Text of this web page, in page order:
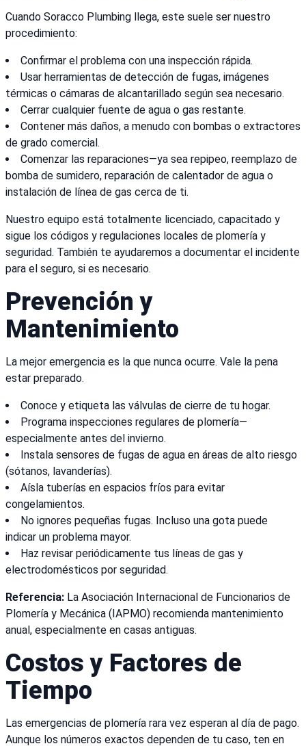
Cuando Soracco Plumbing llega, este suele ser nuestro
procedimiento:
Confirmar el problema con una inspección rápida.
Usar herramientas de detección de fugas, imágenes
térmicas o cámaras de alcantarillado según sea necesario.
Cerrar cualquier fuente de agua o gas restante.
Contener más daños, a menudo con bombas o extractores
de grado comercial.
Comenzar las reparaciones—ya sea repipeo, reemplazo de
bomba de sumidero, reparación de calentador de agua o
instalación de línea de gas cerca de ti.
Nuestro equipo está totalmente licenciado, capacitado y
sigue los códigos y regulaciones locales de plomería y
seguridad. También te ayudaremos a documentar el incidente
para el seguro, si es necesario.
Prevención y
Mantenimiento
La mejor emergencia es la que nunca ocurre. Vale la pena
estar preparado.
Conoce y etiqueta las válvulas de cierre de tu hogar.
Programa inspecciones regulares de plomería—
especialmente antes del invierno.
Instala sensores de fugas de agua en áreas de alto riesgo
(sótanos, lavanderías).
Aísla tuberías en espacios fríos para evitar
congelamientos.
No ignores pequeñas fugas. Incluso una gota puede
indicar un problema mayor.
Haz revisar periódicamente tus líneas de gas y
electrodomésticos por seguridad.
Referencia: La Asociación Internacional de Funcionarios de
Plomería y Mecánica (IAPMO) recomienda mantenimiento
anual, especialmente en casas antiguas.
Costos y Factores de
Tiempo
Las emergencias de plomería rara vez esperan al día de pago.
Aunque los números exactos dependen de tu caso, ten en